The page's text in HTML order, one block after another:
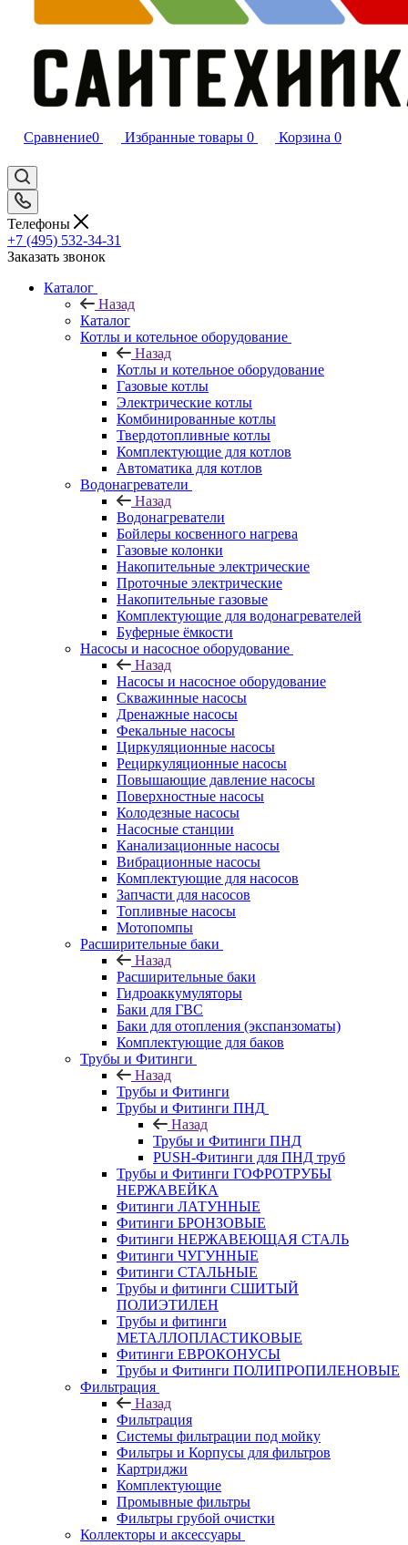
Сравнение0 Избранные товары 0 Корзина 0
Телефоны
+7 (495) 532‑34‑31
Заказать звонок
Каталог
Назад
Каталог
Котлы и котельное оборудование
Назад
Котлы и котельное оборудование
Газовые котлы
Электрические котлы
Комбинированные котлы
Твердотопливные котлы
Комплектующие для котлов
Автоматика для котлов
Водонагреватели
Назад
Водонагреватели
Бойлеры косвенного нагрева
Газовые колонки
Накопительные электрические
Проточные электрические
Накопительные газовые
Комплектующие для водонагревателей
Буферные ёмкости
Насосы и насосное оборудование
Назад
Насосы и насосное оборудование
Скважинные насосы
Дренажные насосы
Фекальные насосы
Циркуляционные насосы
Рециркуляционные насосы
Повышающие давление насосы
Поверхностные насосы
Колодезные насосы
Насосные станции
Канализационные насосы
Вибрационные насосы
Комплектующие для насосов
Запчасти для насосов
Топливные насосы
Мотопомпы
Расширительные баки
Назад
Расширительные баки
Гидроаккумуляторы
Баки для ГВС
Баки для отопления (экспанзоматы)
Комплектующие для баков
Трубы и Фитинги
Назад
Трубы и Фитинги
Трубы и Фитинги ПНД
Назад
Трубы и Фитинги ПНД
PUSH-Фитинги для ПНД труб
Трубы и Фитинги ГОФРОТРУБЫ
НЕРЖАВЕЙКА
Фитинги ЛАТУННЫЕ
Фитинги БРОНЗОВЫЕ
Фитинги НЕРЖАВЕЮЩАЯ СТАЛЬ
Фитинги ЧУГУННЫЕ
Фитинги СТАЛЬНЫЕ
Трубы и фитинги СШИТЫЙ
ПОЛИЭТИЛЕН
Трубы и фитинги
МЕТАЛЛОПЛАСТИКОВЫЕ
Фитинги ЕВРОКОНУСЫ
Трубы и Фитинги ПОЛИПРОПИЛЕНОВЫЕ
Фильтрация
Назад
Фильтрация
Системы фильтрации под мойку
Фильтры и Корпусы для фильтров
Картриджи
Комплектующие
Промывные фильтры
Фильтры грубой очистки
Коллекторы и аксессуары